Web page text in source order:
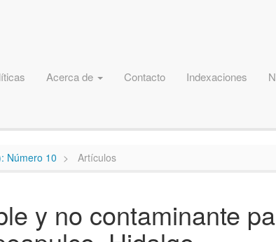
Acerca de Contacto Indexaciones
Número 10 Artículos
y no contaminante